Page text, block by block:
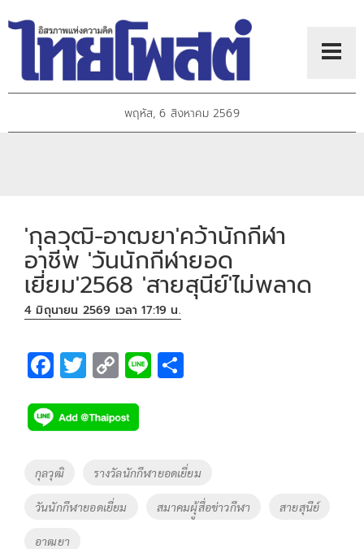
พฤหัส, 6 สิงหาคม 2569
'กุลวุฒิ-อาฒยา'คว้านักกีฬา
อาชีพ 'วันนักกีฬายอด
เยี่ยม'2568 'สายสุนีย์'ไม่พลาด
4 มิถุนายน 2569 เวลา 17:19 น.
F
e
b
o
o
k
T
tt
er
C
p
y
Li
k
Li
Tags
กุลวุฒิ รางวัลนักกีฬายอดเยี่ยม
วันนักกีฬายอดเยี่ยม สมาคมผุู้สื่อข่าวกีฬา สายสุนีย์
อาฒยา